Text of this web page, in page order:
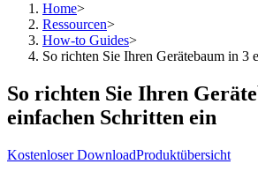
Home>
Ressourcen>
How-to Guides>
So richten Sie Ihren Gerätebaum in 3
So richten Sie Ihren
einfachen Schritten ein
Kostenloser DownloadProduktübersicht